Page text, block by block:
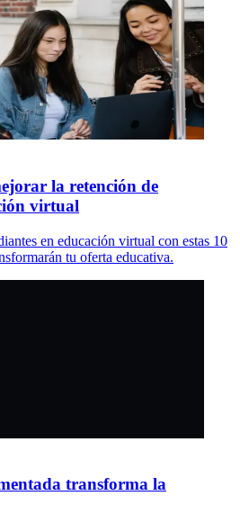
la retención de
virtual
en educación virtual con estas 10
tu oferta educativa.
transforma la